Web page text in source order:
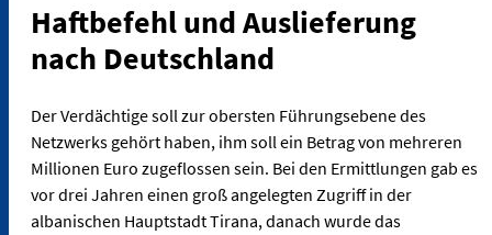
Haftbefehl und Auslieferung
nach Deutschland
Der Verdächtige soll zur obersten Führungsebene des
Netzwerks gehört haben, ihm soll ein Betrag von mehreren
Millionen Euro zugeflossen sein. Bei den Ermittlungen gab es
vor drei Jahren einen groß angelegten Zugriff in der
albanischen Hauptstadt Tirana, danach wurde das